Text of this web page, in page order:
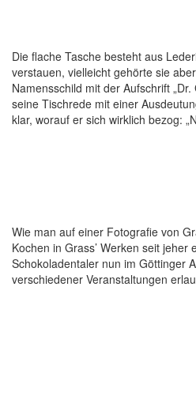
Die flache Tasche besteht aus
verstauen, vielleicht gehörte sie
Namensschild mit der Aufschrift
seine Tischrede mit einer
klar, worauf er sich wirklich bezog:
Wie man auf einer Fotografie von
Kochen in Grass’ Werken seit
Schokoladentaler nun im Göttinger
verschiedener Veranstaltungen